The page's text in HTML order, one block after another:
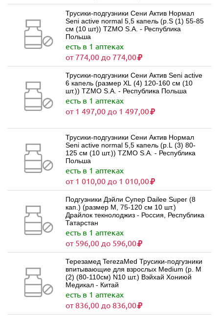
Трусики-подгузники Сени Актив Нормал
Seni active normal 5,5 капель (р.S (1) 55-85
см (10 шт)) TZMO S.A. - Республика
Польша
есть в 1 аптеках
от 774,00 до 774,00
Трусики-подгузники Сени Актив Seni active
6 капель (размер XL (4) 120-160 см (10
шт.)) TZMO S.A. - Республика Польша
есть в 1 аптеках
от 1 497,00 до 1 497,00
Трусики-подгузники Сени Актив Нормал
Seni active normal 5,5 капель (р.L (3) 80-
125 см (10 шт.)) TZMO S.A. - Республика
Польша
есть в 1 аптеках
от 1 010,00 до 1 010,00
Подгузники Дэйли Супер Dailee Super (8
кап.) (размер M, 75-120 см 10 шт.)
Драйлок текнолоджиз - Россия, Республика
Татарстан
есть в 1 аптеках
от 596,00 до 596,00
Терезамед TerezaMed Трусики-подгузники
впитывающие для взрослых Medium (р. M
(2) (80-110см) N10 шт.) Вэйхай Хониюй
Медикал - Китай
есть в 1 аптеках
от 836,00 до 836,00